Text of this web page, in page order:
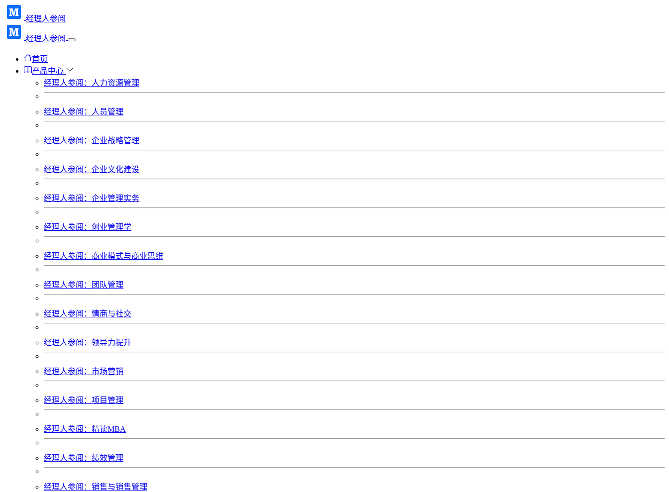
经理人参阅
经理人参阅
首页
产品中心
经理人参阅：人力资源管理
经理人参阅：人员管理
经理人参阅：企业战略管理
经理人参阅：企业文化建设
经理人参阅：企业管理实务
经理人参阅：创业管理学
经理人参阅：商业模式与商业思维
经理人参阅：团队管理
经理人参阅：情商与社交
经理人参阅：领导力提升
经理人参阅：市场营销
经理人参阅：项目管理
经理人参阅：精读MBA
经理人参阅：绩效管理
经理人参阅：销售与销售管理